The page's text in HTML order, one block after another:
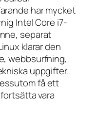
har mycket
Intel Core i7-
separat
klarar den
webbsurfning,
uppgifter.
få ett
vara